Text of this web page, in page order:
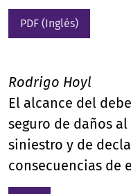
PDF (Inglés)
Rodrigo Hoyl
El alcance del
seguro de daños
siniestro y de
consecuencias de